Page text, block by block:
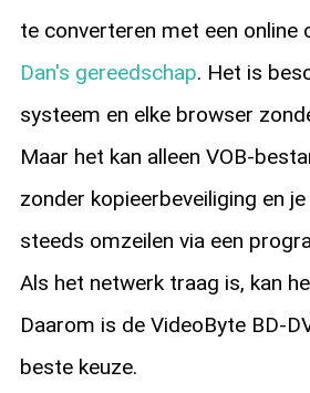
te converteren met een online
Dan's gereedschap. Het is
systeem en elke browser
Maar het kan alleen VOB-
zonder kopieerbeveiliging en
steeds omzeilen via een
Als het netwerk traag is, kan
Daarom is de VideoByte BD-
beste keuze.